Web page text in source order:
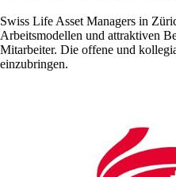
Swiss Life Asset Managers in
Arbeitsmodellen und attraktiven
Mitarbeiter. Die offene und
einzubringen.